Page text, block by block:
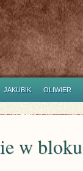
JAKUBIK OLIWIER
w bloku